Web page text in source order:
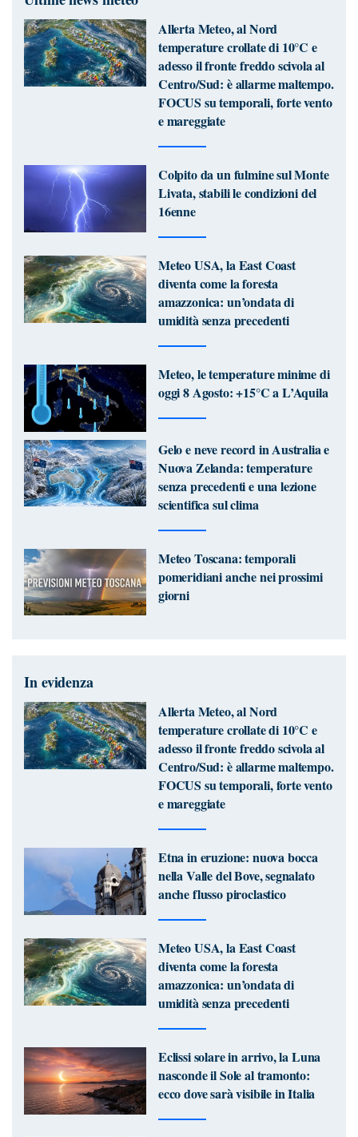
Allerta Meteo, al Nord
temperature crollate di 10°C e
adesso il fronte freddo scivola al
Centro/Sud: è allarme maltempo.
FOCUS su temporali, forte vento
e mareggiate
Colpito da un fulmine sul Monte
Livata, stabili le condizioni del
16enne
Meteo USA, la East Coast
diventa come la foresta
amazzonica: un’ondata di
umidità senza precedenti
Meteo, le temperature minime di
oggi 8 Agosto: +15°C a L’Aquila
Gelo e neve record in Australia e
Nuova Zelanda: temperature
senza precedenti e una lezione
scientifica sul clima
Meteo Toscana: temporali
pomeridiani anche nei prossimi
giorni
In evidenza
Allerta Meteo, al Nord
temperature crollate di 10°C e
adesso il fronte freddo scivola al
Centro/Sud: è allarme maltempo.
FOCUS su temporali, forte vento
e mareggiate
Etna in eruzione: nuova bocca
nella Valle del Bove, segnalato
anche flusso piroclastico
Meteo USA, la East Coast
diventa come la foresta
amazzonica: un’ondata di
umidità senza precedenti
Eclissi solare in arrivo, la Luna
nasconde il Sole al tramonto:
ecco dove sarà visibile in Italia